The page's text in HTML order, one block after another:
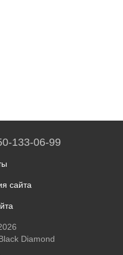
133-06-99
сайта
Diamond